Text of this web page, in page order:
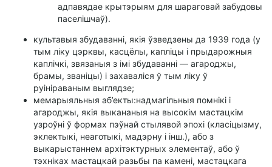
адпавядае крытэрыям для шараговай забудовы
паселішчаў).
культавыя збудаванні, якія ўзведзены да 1939 года (у
тым ліку цэрквы, касцёлы, капліцы і прыдарожныя
каплічкі, звязаныя з імі збудаванні — агароджы,
брамы, званіцы) і захаваліся ў тым ліку ў
руініраваным выглядзе;
мемарыяльныя аб’екты:надмагільныя помнікі і
агароджы, якія выкананыя на высокім мастацкім
узроўні ў формах пэўнай стылявой эпохі (класіцызму,
эклектыкі, неаготыкі, мадэрну і інш.), або з
выкарыстаннем архітэктурных элементаў, або ў
тэхніках мастацкай разьбы па камені, мастацкага